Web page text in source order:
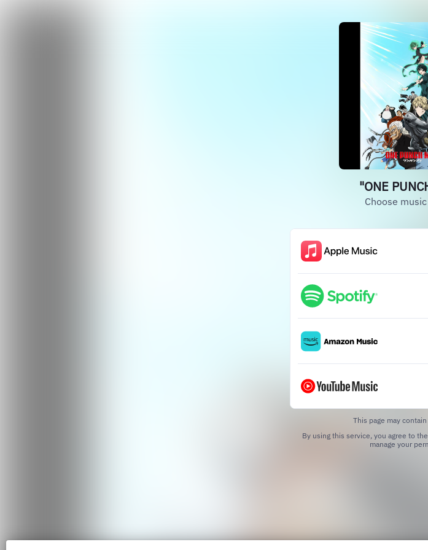
"ONE
Choose
This page may
By using this service, you agree to
manage your